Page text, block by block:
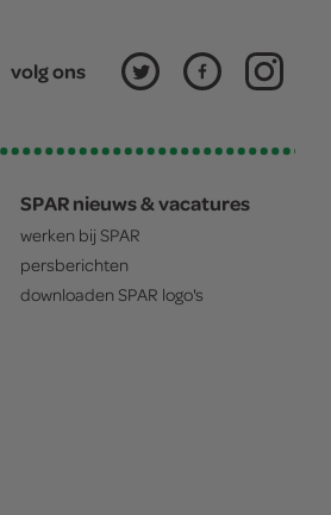
volg ons
SPAR nieuws & vacatures
werken bij SPAR
persberichten
downloaden SPAR logo's